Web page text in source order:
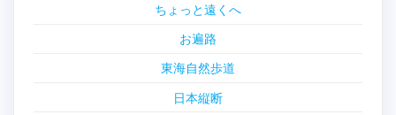
ちょっと遠くへ
お遍路
東海自然歩道
日本縦断